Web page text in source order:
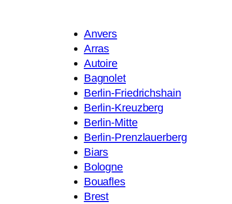
Anvers
Arras
Autoire
Bagnolet
Berlin-Friedrichshain
Berlin-Kreuzberg
Berlin-Mitte
Berlin-Prenzlauerberg
Biars
Bologne
Bouafles
Brest